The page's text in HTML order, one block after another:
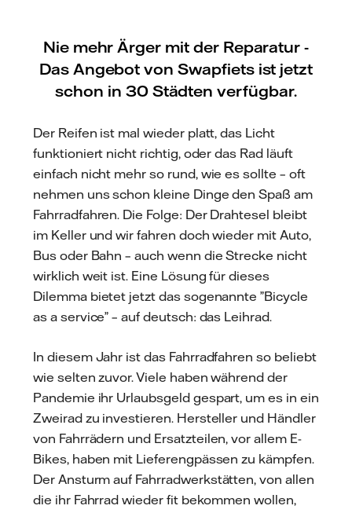
Nie mehr Ärger mit der Reparatur -
Das Angebot von Swapfiets ist jetzt
schon in 30 Städten verfügbar.
Der Reifen ist mal wieder platt, das Licht
funktioniert nicht richtig, oder das Rad läuft
einfach nicht mehr so rund, wie es sollte – oft
nehmen uns schon kleine Dinge den Spaß am
Fahrradfahren. Die Folge: Der Drahtesel bleibt
im Keller und wir fahren doch wieder mit Auto,
Bus oder Bahn – auch wenn die Strecke nicht
wirklich weit ist. Eine Lösung für dieses
Dilemma bietet jetzt das sogenannte ”Bicycle
as a service” – auf deutsch: das Leihrad.
In diesem Jahr ist das Fahrradfahren so beliebt
wie selten zuvor. Viele haben während der
Pandemie ihr Urlaubsgeld gespart, um es in ein
Zweirad zu investieren. Hersteller und Händler
von Fahrrädern und Ersatzteilen, vor allem E-
Bikes, haben mit Lieferengpässen zu kämpfen.
Der Ansturm auf Fahrradwerkstätten, von allen
die ihr Fahrrad wieder fit bekommen wollen,